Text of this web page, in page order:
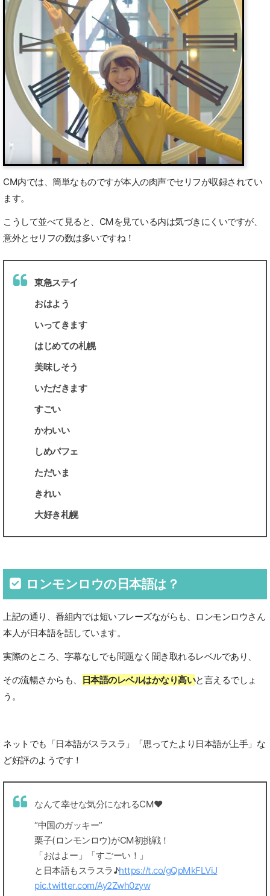
CM内では、簡単なものですが本人の肉声でセリフが収録されてい
ます。
こうして並べて見ると、CMを見ている内は気づきにくいですが、
意外とセリフの数は多いですね！
東急ステイ
おはよう
いってきます
はじめての札幌
美味しそう
いただきます
すごい
かわいい
しめパフェ
ただいま
きれい
大好き札幌
ロンモンロウの日本語は？
上記の通り、番組内では短いフレーズながらも、ロンモンロウさん
本人が日本語を話しています。
実際のところ、字幕なしでも問題なく聞き取れるレベルであり、
その流暢さからも、 日本語のレベルはかなり高いと言えるでしょ
う。
ネットでも「日本語がスラスラ」「思ってたより日本語が上手」な
ど好評のようです！
なんて幸せな気分になれるCM♥️
“中国のガッキー”
栗子(ロンモンロウ)がCM初挑戦！
「おはよー」「すごーい！」
と日本語もスラスラ♪https://t.co/gQpMkFLViJ
pic.twitter.com/Ay2Zwh0zyw